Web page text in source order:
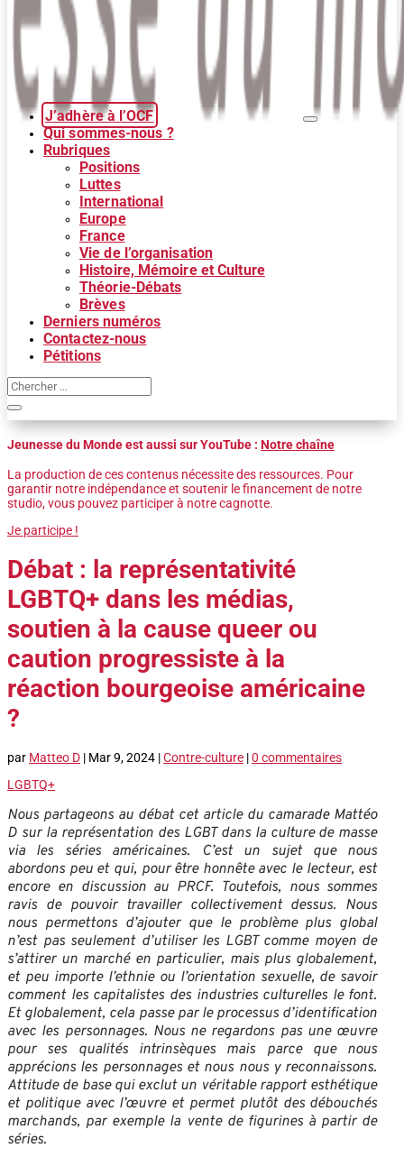
J’adhère à l’OCF
Qui sommes-nous ?
Rubriques
Positions
Luttes
International
Europe
France
Vie de l’organisation
Histoire, Mémoire et Culture
Théorie-Débats
Brèves
Derniers numéros
Contactez-nous
Pétitions
Jeunesse du Monde est aussi sur YouTube : Notre chaîne
La production de ces contenus nécessite des ressources. Pour
garantir notre indépendance et soutenir le financement de notre
studio, vous pouvez participer à notre cagnotte.
Je participe !
Débat : la représentativité
LGBTQ+ dans les médias,
soutien à la cause queer ou
caution progressiste à la
réaction bourgeoise américaine
?
par Matteo D | Mar 9, 2024 |Contre-culture |0 commentaires
LGBTQ+
Nous partageons au débat cet article du camarade Mattéo
D sur la représentation des LGBT dans la culture de masse
via les séries américaines. C’est un sujet que nous
abordons peu et qui, pour être honnête avec le lecteur, est
encore en discussion au PRCF. Toutefois, nous sommes
ravis de pouvoir travailler collectivement dessus. Nous
nous permettons d’ajouter que le problème plus global
n’est pas seulement d’utiliser les LGBT comme moyen de
s’attirer un marché en particulier, mais plus globalement,
et peu importe l’ethnie ou l’orientation sexuelle, de savoir
comment les capitalistes des industries culturelles le font.
Et globalement, cela passe par le processus d’identification
avec les personnages. Nous ne regardons pas une œuvre
pour ses qualités intrinsèques mais parce que nous
apprécions les personnages et nous nous y reconnaissons.
Attitude de base qui exclut un véritable rapport esthétique
et politique avec l’œuvre et permet plutôt des débouchés
marchands, par exemple la vente de figurines à partir de
séries.